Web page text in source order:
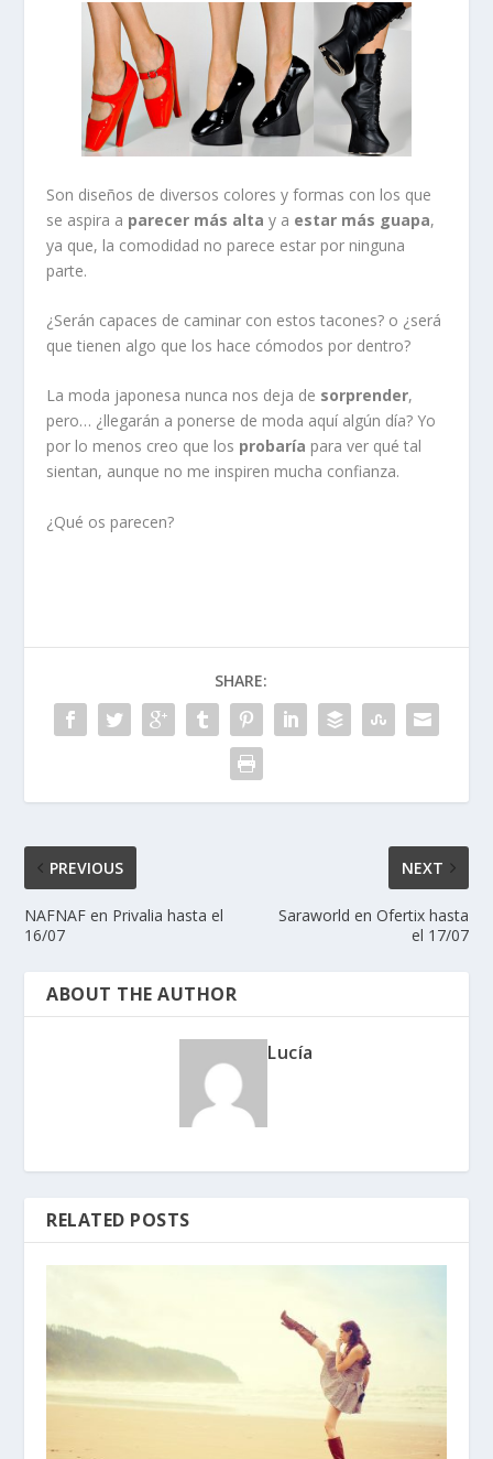
Son diseños de diversos colores y formas con los que
se aspira a parecer más altay a estar más guapa,
ya que, la comodidad no parece estar por ninguna
parte.
¿Serán capaces de caminar con estos tacones? o ¿será
que tienen algo que los hace cómodos por dentro?
La moda japonesa nunca nos deja de sorprender,
pero… ¿llegarán a ponerse de moda aquí algún día? Yo
por lo menos creo que los probaría para ver qué tal
sientan, aunque no me inspiren mucha confianza.
¿Qué os parecen?
SHARE:
PREVIOUS
NAFNAF en Privalia hasta el
16/07
NEXT
Saraworld en Ofertix hasta
el 17/07
ABOUT THE AUTHOR
Lucía
RELATED POSTS